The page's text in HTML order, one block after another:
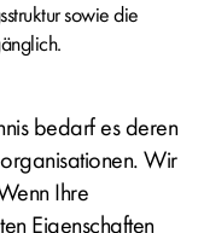
sowie die
bedarf es deren
Wir
Ihre
Eigenschaften